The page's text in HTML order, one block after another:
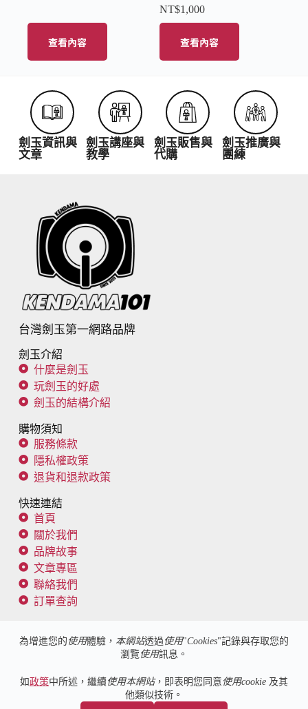
為增進您的 使用體驗， 本網站透過 使用"Cookies"記錄與存取您的
瀏覽 使用訊息。
如政策中所述，繼續 使用本網站，即表明您同意 使用cookie及其
他類似技術。
查看內容
NT$1,000
查看內容
劍玉資訊與
文章
劍玉講座與
教學
劍玉販售與
代購
劍玉推廣與
團練
台灣劍玉第一網路品牌
劍玉介紹
什麼是劍玉
玩劍玉的好處
劍玉的結構介紹
購物須知
服務條款
隱私權政策
退貨和退款政策
快速連結
首頁
關於我們
品牌故事
文章專區
聯絡我們
訂單查詢